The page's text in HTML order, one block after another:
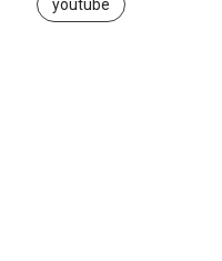
youtube